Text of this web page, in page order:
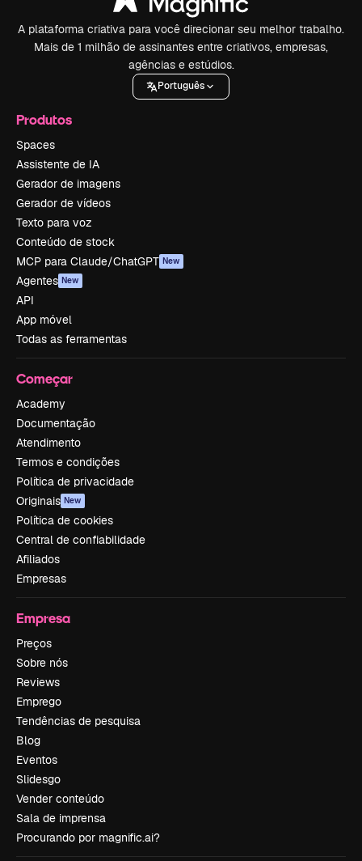
A plataforma criativa para você direcionar seu melhor trabalho.
Mais de 1 milhão de assinantes entre criativos, empresas,
agências e estúdios.
Português
Produtos
Spaces
Assistente de IA
Gerador de imagens
Gerador de vídeos
Texto para voz
Conteúdo de stock
MCP para Claude/ChatGPT New
Agentes New
API
App móvel
Todas as ferramentas
Começar
Academy
Documentação
Atendimento
Termos e condições
Política de privacidade
Originais New
Política de cookies
Central de confiabilidade
Afiliados
Empresas
Empresa
Preços
Sobre nós
Reviews
Emprego
Tendências de pesquisa
Blog
Eventos
Slidesgo
Vender conteúdo
Sala de imprensa
Procurando por magnific.ai?